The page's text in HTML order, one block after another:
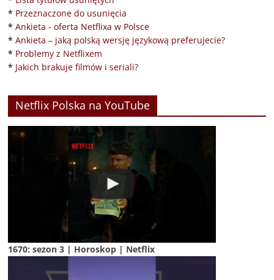
* Przeznaczone do usunięcia
* Ankieta - oferta Netflixa w Polsce
* Ankieta – jaką polską wersję językową preferujecie?
* Problemy z Netflixem
* Jakich brakuje filmów i seriali?
Netflix Polska na YouTube
1670: sezon 3 | Horoskop | Netflix